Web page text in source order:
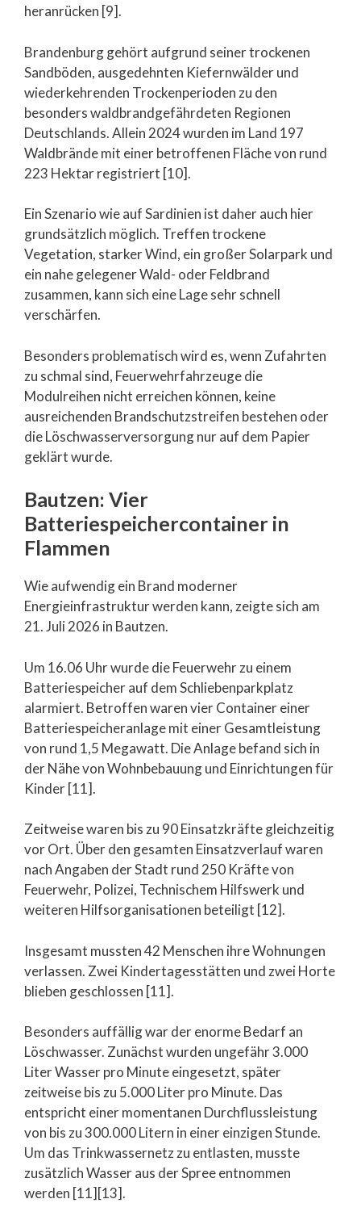
heranrücken [9].
Brandenburg gehört aufgrund seiner trockenen
Sandböden, ausgedehnten Kiefernwälder und
wiederkehrenden Trockenperioden zu den
besonders waldbrandgefährdeten Regionen
Deutschlands. Allein 2024 wurden im Land 197
Waldbrände mit einer betroffenen Fläche von rund
223 Hektar registriert [10].
Ein Szenario wie auf Sardinien ist daher auch hier
grundsätzlich möglich. Treffen trockene
Vegetation, starker Wind, ein großer Solarpark und
ein nahe gelegener Wald- oder Feldbrand
zusammen, kann sich eine Lage sehr schnell
verschärfen.
Besonders problematisch wird es, wenn Zufahrten
zu schmal sind, Feuerwehrfahrzeuge die
Modulreihen nicht erreichen können, keine
ausreichenden Brandschutzstreifen bestehen oder
die Löschwasserversorgung nur auf dem Papier
geklärt wurde.
Bautzen: Vier
Batteriespeichercontainer in
Flammen
Wie aufwendig ein Brand moderner
Energieinfrastruktur werden kann, zeigte sich am
21. Juli 2026 in Bautzen.
Um 16.06 Uhr wurde die Feuerwehr zu einem
Batteriespeicher auf dem Schliebenparkplatz
alarmiert. Betroffen waren vier Container einer
Batteriespeicheranlage mit einer Gesamtleistung
von rund 1,5 Megawatt. Die Anlage befand sich in
der Nähe von Wohnbebauung und Einrichtungen für
Kinder [11].
Zeitweise waren bis zu 90 Einsatzkräfte gleichzeitig
vor Ort. Über den gesamten Einsatzverlauf waren
nach Angaben der Stadt rund 250 Kräfte von
Feuerwehr, Polizei, Technischem Hilfswerk und
weiteren Hilfsorganisationen beteiligt [12].
Insgesamt mussten 42 Menschen ihre Wohnungen
verlassen. Zwei Kindertagesstätten und zwei Horte
blieben geschlossen [11].
Besonders auffällig war der enorme Bedarf an
Löschwasser. Zunächst wurden ungefähr 3.000
Liter Wasser pro Minute eingesetzt, später
zeitweise bis zu 5.000 Liter pro Minute. Das
entspricht einer momentanen Durchflussleistung
von bis zu 300.000 Litern in einer einzigen Stunde.
Um das Trinkwassernetz zu entlasten, musste
zusätzlich Wasser aus der Spree entnommen
werden [11][13].